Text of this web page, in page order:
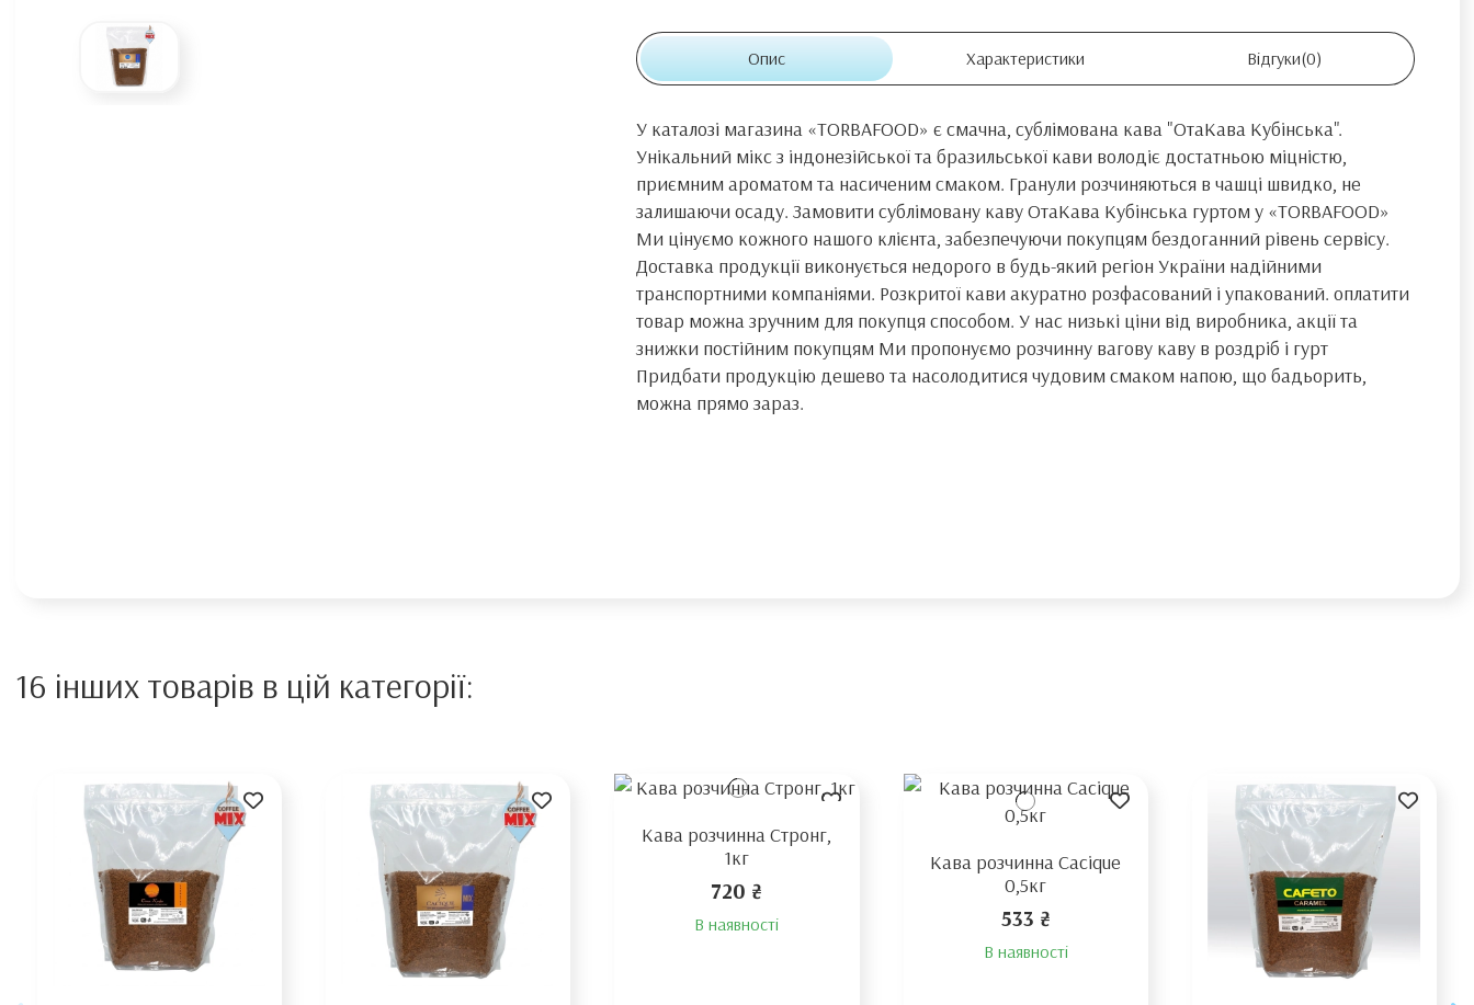
Опис Характеристики Відгуки(0)
У каталозі магазина «TORBAFOOD» є смачна, сублімована кава "ОтаКава Кубінська".
Унікальний мікс з індонезійської та бразильської кави володіє достатньою міцністю,
приємним ароматом та насиченим смаком. Гранули розчиняються в чашці швидко, не
залишаючи осаду. Замовити сублімовану каву ОтаКава Кубінська гуртом у «TORBAFOOD»
Ми цінуємо кожного нашого клієнта, забезпечуючи покупцям бездоганний рівень сервісу.
Доставка продукції виконується недорого в будь-який регіон України надійними
транспортними компаніями. Розкритої кави акуратно розфасований і упакований. оплатити
товар можна зручним для покупця способом. У нас низькі ціни від виробника, акції та
знижки постійним покупцям Ми пропонуємо розчинну вагову каву в роздріб і гурт
Придбати продукцію дешево та насолодитися чудовим смаком напою, що бадьорить,
можна прямо зараз.
16 інших товарів в цій категорії:
Кава розчинна Стронг,
1кг
720 ₴
В наявності
Кава розчинна Cacique
0,5кг
533 ₴
В наявності